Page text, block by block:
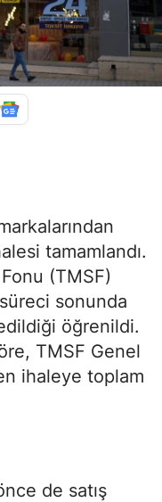
tamamlandı.
(TMSF)
sonunda
öğrenildi.
TMSF Genel
ihaleye toplam
de satış